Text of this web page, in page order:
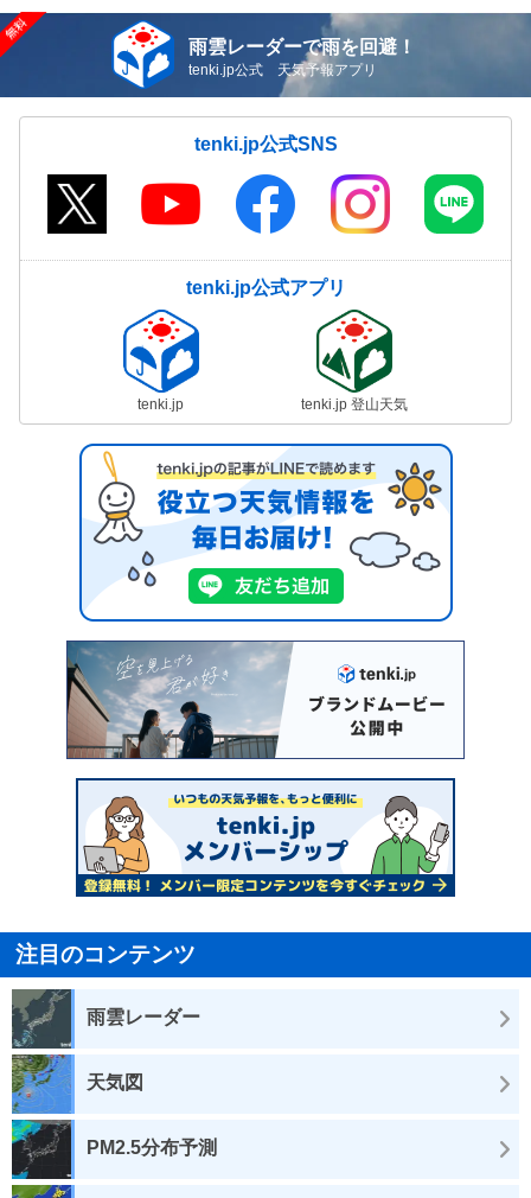
雨雲レーダーで雨を回避！
tenki.jp公式 天気予報アプリ
tenki.jp公式SNS
tenki.jp公式アプリ
tenki.jp tenki.jp 登山天気
注目のコンテンツ
雨雲レーダー
天気図
PM2.5分布予測